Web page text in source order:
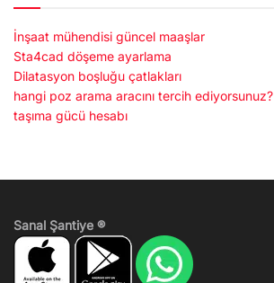
İnşaat mühendisi güncel maaşlar
Sta4cad döşeme ayarlama
Dilatasyon boşluğu çatlakları
hangi poz arama aracını tercih ediyorsunuz?
taşıma gücü hesabı
Sanal Şantiye ®